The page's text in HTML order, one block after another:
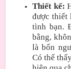
Thiết kế:
được thiết
tình bạn.
bằng,
là bốn
Có thể